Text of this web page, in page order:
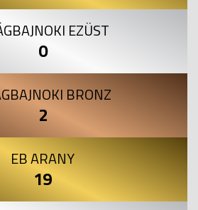
EZÜST
0
BRONZ
2
EB ARANY
19